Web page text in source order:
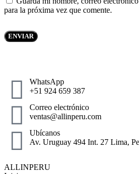
para la próxima vez que comente.
WhatsApp
+51 924 659 387
Correo electrónico
ventas@allinperu.com
Ubícanos
Av. Uruguay 494 Int. 27 Lima,
ALLINPERU